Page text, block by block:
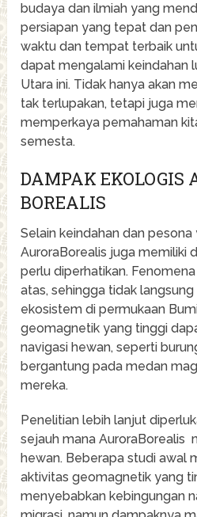
budaya dan ilmiah yang
persiapan yang tepat dan
waktu dan tempat terbaik
dapat mengalami keindahan
Utara ini. Tidak hanya akan
tak terlupakan, tetapi juga
memperkaya pemahaman
semesta.
DAMPAK EKOLOGIS
BOREALIS
Selain keindahan dan
AuroraBorealis juga memiliki
perlu diperhatikan.
atas, sehingga tidak
ekosistem di permukaan
geomagnetik yang tinggi
navigasi hewan, seperti
bergantung pada medan
mereka.
Penelitian lebih lanjut
sejauh mana AuroraBorealis
hewan. Beberapa studi awal
aktivitas geomagnetik yang
menyebabkan kebingungan